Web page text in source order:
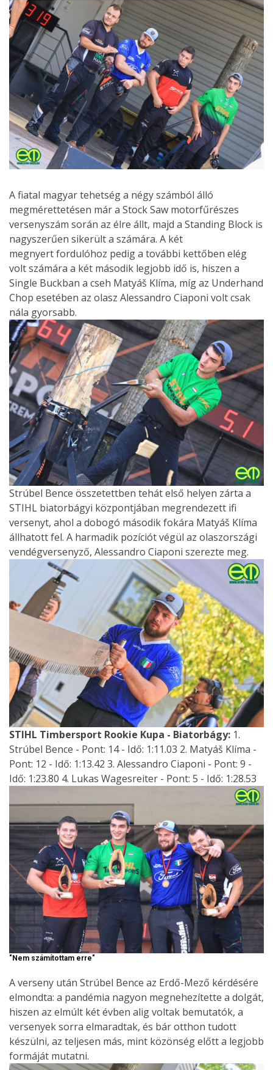
A fiatal magyar tehetség a négy számból álló
megmérettetésen már a Stock Saw motorfűrészes
versenyszám során az élre állt, majd a Standing Block is
nagyszerűen sikerült a számára. A két
megnyert fordulóhoz pedig a további kettőben elég
volt számára a két második legjobb idő is, hiszen a
Single Buckban a cseh Matyáš Klíma, míg az Underhand
Chop esetében az olasz Alessandro Ciaponi volt csak
nála gyorsabb.
Strúbel Bence összetettben tehát első helyen zárta a
STIHL biatorbágyi központjában megrendezett ifi
versenyt, ahol a dobogó második fokára Matyáš Klíma
állhatott fel. A harmadik pozíciót végül az olaszországi
vendégversenyző, Alessandro Ciaponi szerezte meg.
STIHL Timbersport Rookie Kupa - Biatorbágy: 1.
Strúbel Bence - Pont: 14 - Idő: 1:11.03 2. Matyáš Klíma -
Pont: 12 - Idő: 1:13.42 3. Alessandro Ciaponi - Pont: 9 -
Idő: 1:23.80 4. Lukas Wagesreiter - Pont: 5 - Idő: 1:28.53
"Nem számítottam erre"
A verseny után Strúbel Bence az Erdő-Mező kérdésére
elmondta: a pandémia nagyon megnehezítette a dolgát,
hiszen az elmúlt két évben alig voltak bemutatók, a
versenyek sorra elmaradtak, és bár otthon tudott
készülni, az teljesen más, mint közönség előtt a legjobb
formáját mutatni.